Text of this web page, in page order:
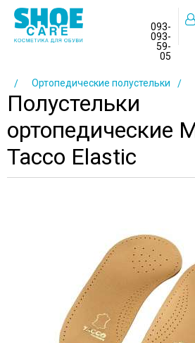
093-
093-
59-
05
Ортопедические полустельки
Полустельки
ортопедические
Tacco Elastic